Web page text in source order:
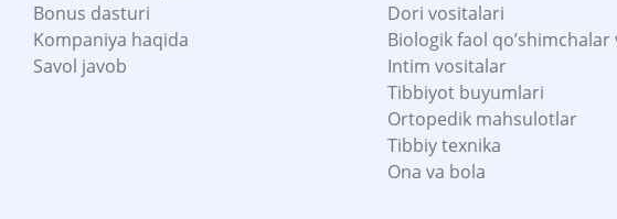
Bonus dasturi
Kompaniya haqida
Savol javob
Dori vositalari
Biologik faol
Intim vositalar
Tibbiyot buyumlari
Ortopedik mahsulotlar
Tibbiy texnika
Ona va bola